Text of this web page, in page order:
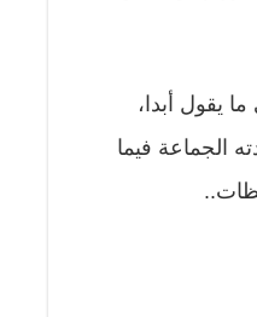
يقول أبدا،
الجماعة فيما